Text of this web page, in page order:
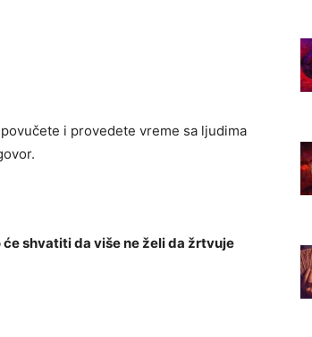
i provedete vreme sa ljudima
će shvatiti da više ne želi da žrtvuje